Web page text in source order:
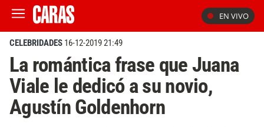
EN VIVO
CELEBRIDADES 16-12-2019 21:49
La romántica frase que Juana
Viale le dedicó a su novio,
Agustín Goldenhorn